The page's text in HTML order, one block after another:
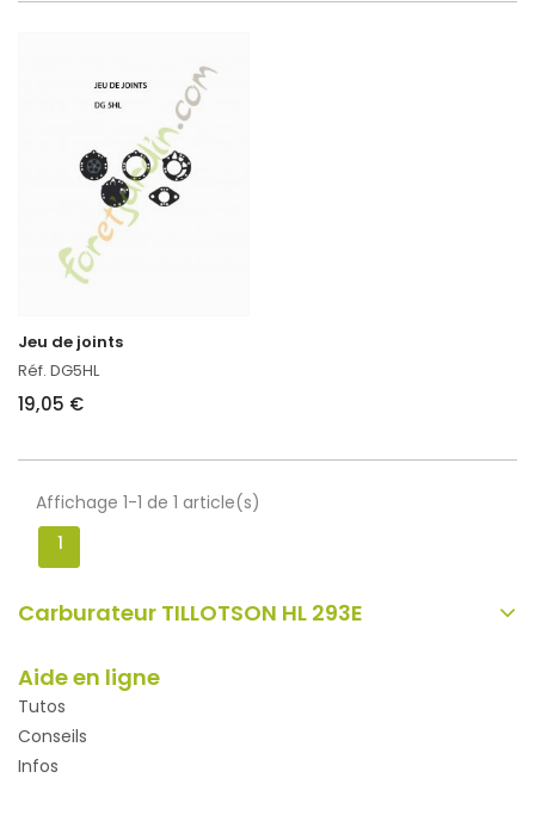
Jeu de joints
Réf. DG5HL
19,05 €
Affichage 1-1 de 1 article(s)
1
Carburateur TILLOTSON HL 293E
Aide en ligne
Tutos
Conseils
Infos